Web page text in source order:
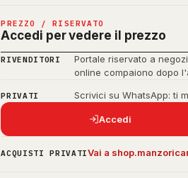
PREZZO / RISERVATO
Accedi per vedere il prezzo
RIVENDITORI
Portale riservato a
online compaiono dopo
PRIVATI Scrivici su WhatsApp: ti
Accedi
ACQUISTI PRIVATIVai a